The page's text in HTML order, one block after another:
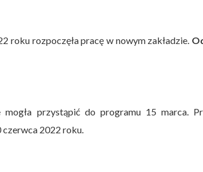
roku rozpoczęła pracę w nowym zakładzie.
przystąpić do programu 15 marca.
czerwca 2022 roku.